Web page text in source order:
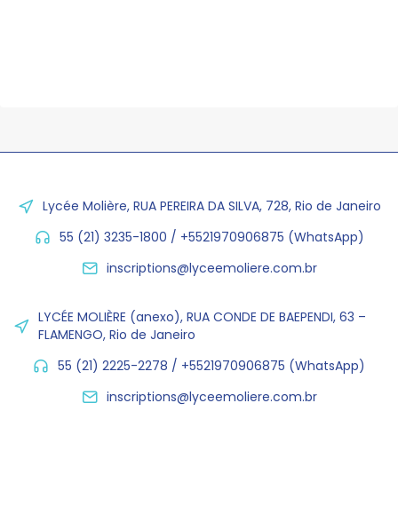
Lycée Molière, RUA PEREIRA DA SILVA, 728, Rio de Janeiro
55 (21) 3235-1800 / +5521970906875 (WhatsApp)
inscriptions@lyceemoliere.com.br
LYCÉE MOLIÈRE (anexo), RUA CONDE DE BAEPENDI, 63 –
FLAMENGO, Rio de Janeiro
55 (21) 2225-2278 / +5521970906875 (WhatsApp)
inscriptions@lyceemoliere.com.br